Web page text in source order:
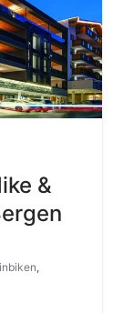
&
,